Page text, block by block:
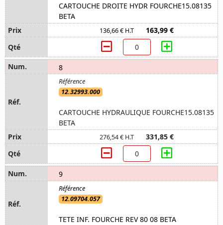
CARTOUCHE DROITE HYDR FOURCHE15.08135
BETA
136,66 € H.T 163,99 €
8
12.32993.000
CARTOUCHE HYDRAULIQUE FOURCHE15.08135
BETA
276,54 € H.T 331,85 €
9
12.09704.057
TETE INF. FOURCHE REV 80 08 BETA